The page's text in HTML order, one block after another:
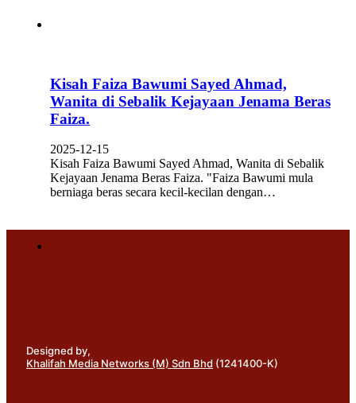
Kisah Faiza Bawumi Sayed Ahmad,
Wanita di Sebalik Kejayaan Jenama Beras
Faiza.
2025-12-15
Kisah Faiza Bawumi Sayed Ahmad, Wanita di Sebalik
Kejayaan Jenama Beras Faiza. "Faiza Bawumi mula
berniaga beras secara kecil-kecilan dengan…
Designed by,
Khalifah Media Networks (M) Sdn Bhd (1241400-K)